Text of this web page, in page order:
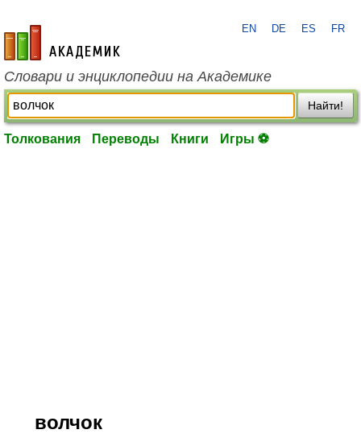
academic.ru
EN DE ES FR
Словари и энциклопедии на Академике
Найти!
Толкования Переводы Книги Игры ⚽
волчок